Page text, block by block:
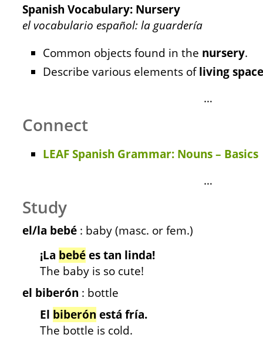
Spanish Vocabulary: Nursery
el vocabulario español: la guardería
Common objects found in the nursery.
Describe various elements ofliving
…
Connect
LEAF Spanish Grammar: Nouns – Basics
…
Study
el/la bebé : baby (masc. or fem.)
¡La bebées tan linda!
The baby is so cute!
el biberón : bottle
El biberón está fría.
The bottle is cold.